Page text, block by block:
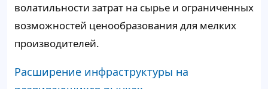
волатильности затрат на сырье и ограниченных
возможностей ценообразования для мелких
производителей.
Расширение инфраструктуры на